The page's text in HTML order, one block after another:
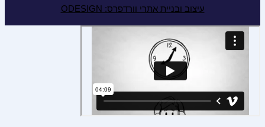
עיצוב ובניית אתרי וורדפרס: ODESIGN